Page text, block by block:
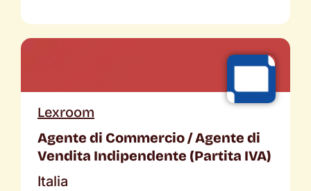
Lexroom
Agente di Commercio / Agente di
Vendita Indipendente (Partita IVA)
Italia